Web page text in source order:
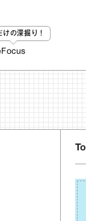
けの深掘り！
Focus